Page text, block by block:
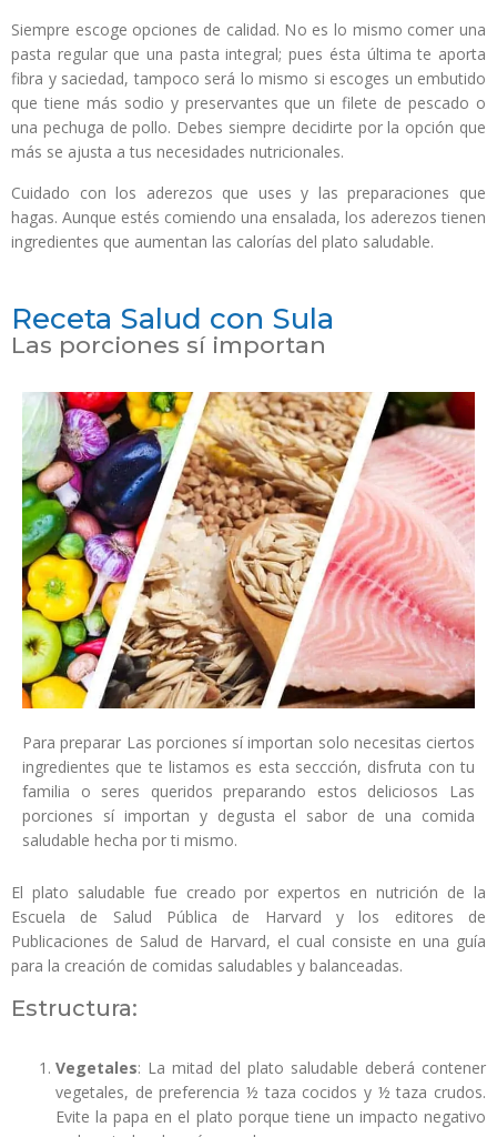
Siempre escoge opciones de calidad. No es lo mismo comer una
pasta regular que una pasta integral; pues ésta última te aporta
fibra y saciedad, tampoco será lo mismo si escoges un embutido
que tiene más sodio y preservantes que un filete de pescado o
una pechuga de pollo. Debes siempre decidirte por la opción que
más se ajusta a tus necesidades nutricionales.
Cuidado con los aderezos que uses y las preparaciones que
hagas. Aunque estés comiendo una ensalada, los aderezos tienen
ingredientes que aumentan las calorías del plato saludable.
Receta Salud con Sula
Las porciones sí importan
Para preparar Las porciones sí importan solo necesitas ciertos
ingredientes que te listamos es esta seccción, disfruta con tu
familia o seres queridos preparando estos deliciosos Las
porciones sí importan y degusta el sabor de una comida
saludable hecha por ti mismo.
El plato saludable fue creado por expertos en nutrición de la
Escuela de Salud Pública de Harvard y los editores de
Publicaciones de Salud de Harvard, el cual consiste en una guía
para la creación de comidas saludables y balanceadas.
Estructura:
Vegetales: La mitad del plato saludable deberá contener
vegetales, de preferencia ½ taza cocidos y ½ taza crudos.
Evite la papa en el plato porque tiene un impacto negativo